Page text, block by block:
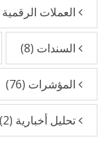
العملات الرقمية
السندات (8)
المؤشرات (76)
تحليل أخبارية (2)